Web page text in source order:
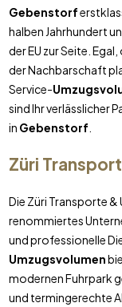
Gebenstorf
halben Jahrhundert
der EU zur Seite.
der Nachbarschaft
Service-
sind Ihr verlässlicher
in Gebenstorf
Züri
Die Züri Transporte &
renommiertes
und professionelle
Umzugsvolumen
modernen Fuhrpark
und termingerechte